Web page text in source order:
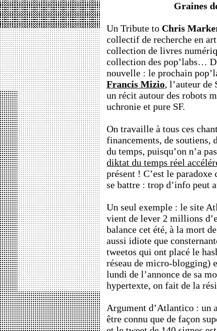
Graines
Un Tribute to Chris
collectif de recherche en
collection de livres
collection des pop’labs…
nouvelle : le prochain
Francis Mizio, l’auteur de
un récit autour des robots
uchronie et pure SF.
On travaille à tous ces
financements, de soutiens,
du temps, puisqu’on n’a
diktat du temps réel
présent ! C’est le paradoxe
se battre : trop d’info peut
Un seul exemple : le site
vient de lever 2 millions
balance cet été, à la mort
aussi idiote que
tweetos qui ont placé le
réseau de micro-blogging)
lundi de l’annonce de sa
hypertexte, on fait de la
Argument d’Atlantico : un
être connu que de façon